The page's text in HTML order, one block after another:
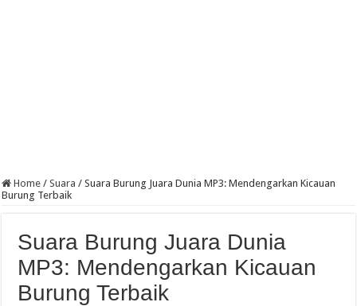
Home / Suara / Suara Burung Juara Dunia MP3: Mendengarkan Kicauan
Burung Terbaik
Suara Burung Juara Dunia
MP3: Mendengarkan Kicauan
Burung Terbaik